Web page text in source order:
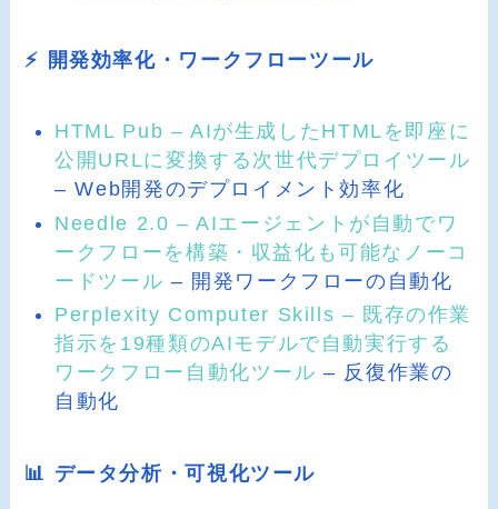
⚡ 開発効率化・ワークフローツール
HTML Pub – AIが生成したHTMLを即座に
公開URLに変換する次世代デプロイツール
– Web開発のデプロイメント効率化
Needle 2.0 – AIエージェントが自動でワ
ークフローを構築・収益化も可能なノーコ
ードツール – 開発ワークフローの自動化
Perplexity Computer Skills – 既存の作業
指示を19種類のAIモデルで自動実行する
ワークフロー自動化ツール – 反復作業の
自動化
📊 データ分析・可視化ツール